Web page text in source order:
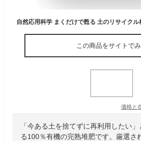
この商品をサイトで
価格と
「今ある土を捨てずに再利用したい
る100％有機の完熟堆肥です。厳選さ